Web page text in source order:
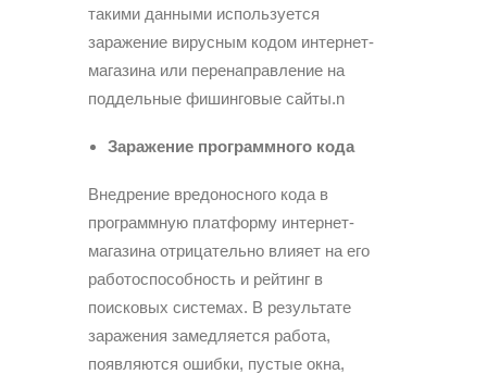
такими данными используется
заражение вирусным кодом интернет-
магазина или перенаправление на
поддельные фишинговые сайты.n
Заражение программного кода
Внедрение вредоносного кода в
программную платформу интернет-
магазина отрицательно влияет на его
работоспособность и рейтинг в
поисковых системах. В результате
заражения замедляется работа,
появляются ошибки, пустые окна,